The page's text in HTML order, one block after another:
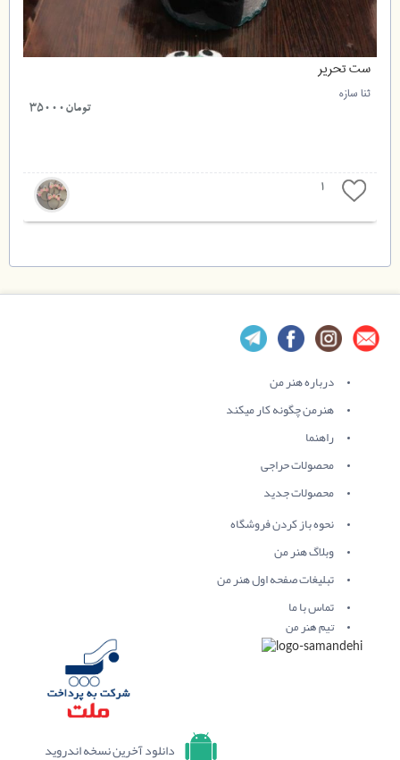
ست تحریر
ثنا سازه
تومان35000
1
درباره هنر من
هنرمن چگونه کار میکند
راهنما
محصولات حراجی
محصولات جدید
نحوه باز کردن فروشگاه
وبلاگ هنر من
تبلیغات صفحه اول هنر من
تماس با ما
تیم هنر من
دانلود آخرین نسخه اندروید